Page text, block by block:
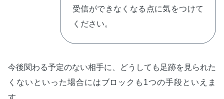
受信ができなくなる点に気をつけて
ください。
今後関わる予定のない相手に、どうしても足跡を見られた
くないといった場合にはブロックも1つの手段といえま
す。